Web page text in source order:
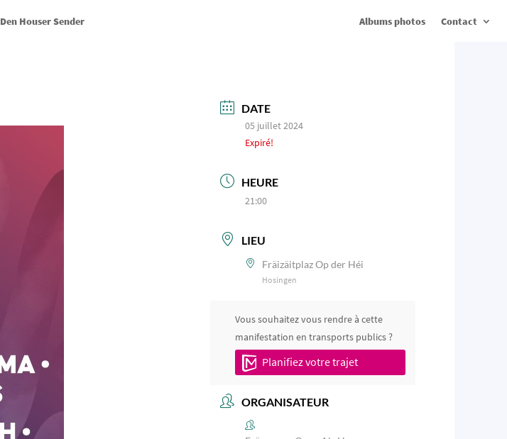
Den Houser Sender Albums photos Contact
DATE
05 juillet 2024
Expiré!
HEURE
21:00
LIEU
Fräizäitplaz Op der Héi
Hosingen
Vous souhaitez vous rendre à cette
manifestation en transports publics ?
Planifiez votre trajet
ORGANISATEUR